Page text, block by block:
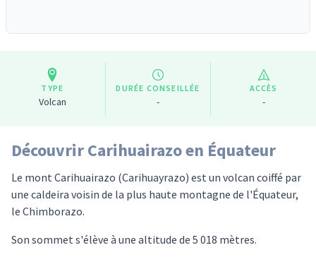
TYPE
Volcan
DURÉE CONSEILLÉE
-
ACCÈS
-
Découvrir Carihuairazo en Équateur
Le mont Carihuairazo (Carihuayrazo) est un volcan coiffé par
une caldeira voisin de la plus haute montagne de l'Équateur,
le Chimborazo.
Son sommet s'élève à une altitude de 5 018 mètres.